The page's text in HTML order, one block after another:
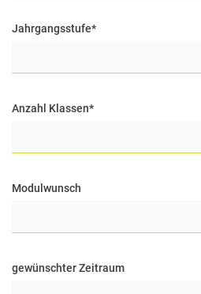
Pädagigische Leitlinien
Forschung
Jahrgangsstufe*
Anzahl Klassen*
Modulwunsch
gewünschter Zeitraum